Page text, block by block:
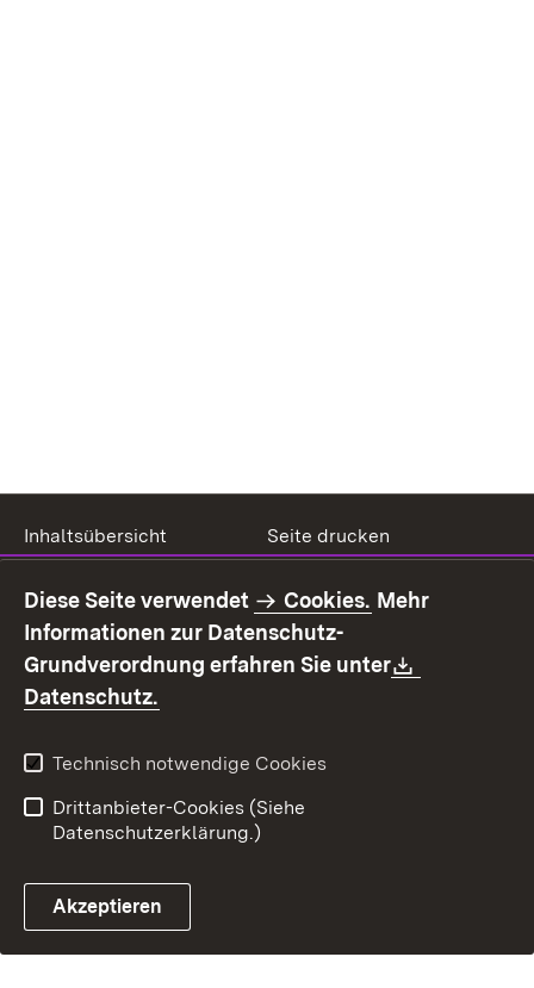
Inhaltsübersicht
Seite drucken
Benutzungshinweise
Erklärung zur
Barrierefreiheit
Kontakt
Fehlerhaften Link melden
Diese Seite verwendet Cookies. Mehr
Informationen zur Datenschutz-
Grundverordnung erfahren Sie unter
Datenschutz.
Technisch notwendige Cookies
Drittanbieter-Cookies (Siehe
Datenschutzerklärung.)
Akzeptieren